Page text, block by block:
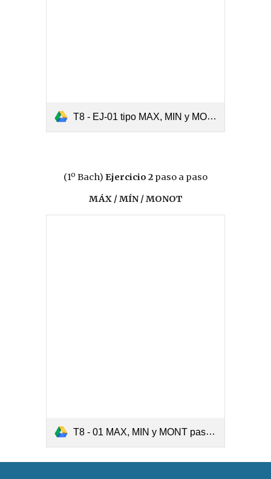
T8 - EJ-01 tipo MAX, MIN y MONOT.pdf
(1º Bach) Ejercicio 2 paso a paso
MÁX / MÍN / MONOT
T8 - 01 MAX, MIN y MONT paso a paso.pdf